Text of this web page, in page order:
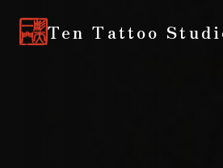
Ten Tattoo